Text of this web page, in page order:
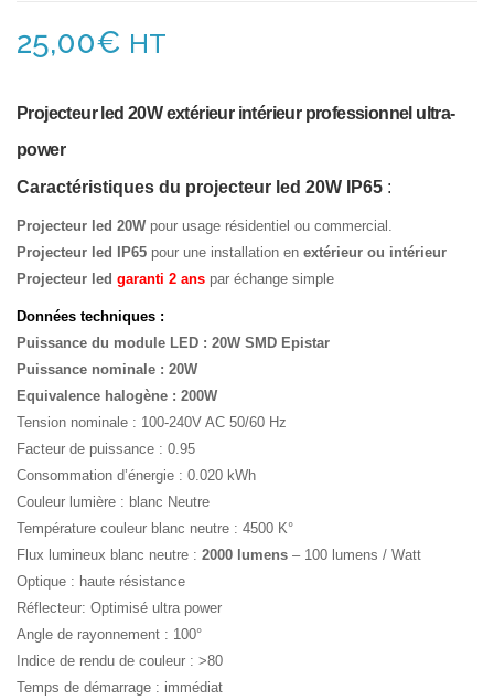
25,00€ HT
Projecteur led 20W extérieur intérieur professionnel ultra-
power
Caractéristiques du projecteur led 20W IP65 :
Projecteur led 20W pour usage résidentiel ou commercial.
Projecteur led IP65 pour une installation en extérieur ou intérieur
Projecteur led garanti 2 ans par échange simple
Données techniques :
Puissance du module LED : 20W SMD Epistar
Puissance nominale : 20W
Equivalence halogène : 200W
Tension nominale : 100-240V AC 50/60 Hz
Facteur de puissance : 0.95
Consommation d’énergie : 0.020 kWh
Couleur lumière : blanc Neutre
Température couleur blanc neutre : 4500 K°
Flux lumineux blanc neutre : 2000 lumens – 100 lumens / Watt
Optique : haute résistance
Réflecteur: Optimisé ultra power
Angle de rayonnement : 100°
Indice de rendu de couleur : >80
Temps de démarrage : immédiat